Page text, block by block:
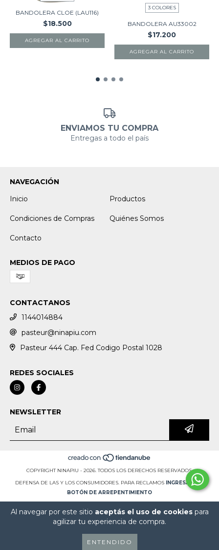
Al navegar por este sitio aceptás el uso de cookiespara
agilizar tu experiencia de compra.
ENTENDIDO
BANDOLERA CLOE (LAU116)
$18.500
AGREGAR AL CARRITO
3 COLORES
BANDOLERA AU33002
$17.200
AGREGAR AL CARRITO
ENVIAMOS TU COMPRA
Entregas a todo el país
NAVEGACIÓN
Inicio
Productos
Condiciones de Compras Quiénes Somos
Contacto
MEDIOS DE PAGO
CONTACTANOS
1144014884
pasteur@ninapiu.com
Pasteur 444 Cap. Fed Codigo Postal 1028
REDES SOCIALES
NEWSLETTER
COPYRIGHT NINAPIU - 2026. TODOS LOS DERECHOS RESERVADOS.
DEFENSA DE LAS Y LOS CONSUMIDORES. PARA RECLAMOS
INGRESÁ ACÁ.
BOTÓN DE ARREPENTIMIENTO